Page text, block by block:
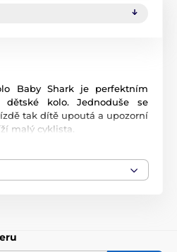
Baby Shark je perfektním
kolo. Jednoduše se
tak dítě upoutá a upozorní
malý cyklista.